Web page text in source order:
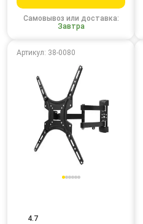
Самовывоз или доставка:
Завтра
Артикул: 38-0080
4.7